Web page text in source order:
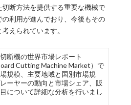
断方法を提供する重要な機械で
利用が進んでおり、今後もその
えられています。
断機の世界市場レポート
Cutting Machine Market）で
規模、主要地域と国別市場規
ーヤーの動向と市場シェア、販
について詳細な分析を行いまし